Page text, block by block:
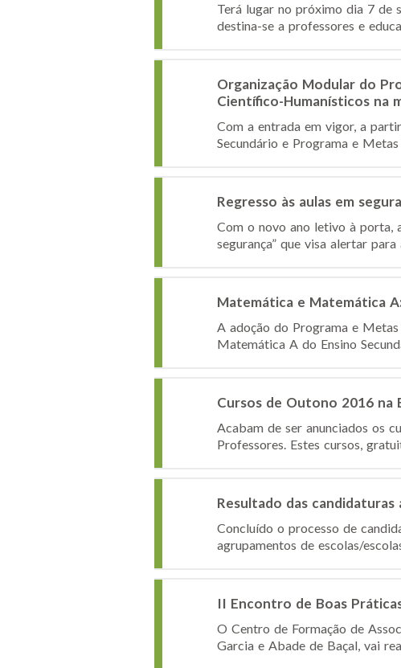
Terá lugar no próximo dia 7 de
destina-se a professores e
Organização Modular do
Científico-Humanísticos na
Com a entrada em vigor, a
Secundário e Programa e
Regresso às aulas em
Com o novo ano letivo à porta,
segurança” que visa alertar
Matemática e Matemática
A adoção do Programa e
Matemática A do Ensino
Cursos de Outono 2016 na
Acabam de ser anunciados os
Professores. Estes cursos,
Resultado das candidaturas
Concluído o processo de
agrupamentos de escolas/
II Encontro de Boas
O Centro de Formação de
Garcia e Abade de Baçal, vai